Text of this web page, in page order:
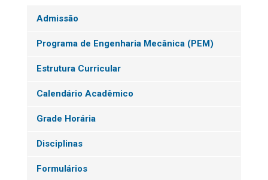
Admissão
Programa de Engenharia Mecânica (PEM)
Estrutura Curricular
Calendário Acadêmico
Grade Horária
Disciplinas
Formulários